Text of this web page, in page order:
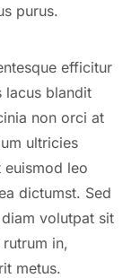
purus.
efficitur
lacus blandit
non orci at
ultricies
euismod leo
dictumst. Sed
volutpat sit
in,
metus.